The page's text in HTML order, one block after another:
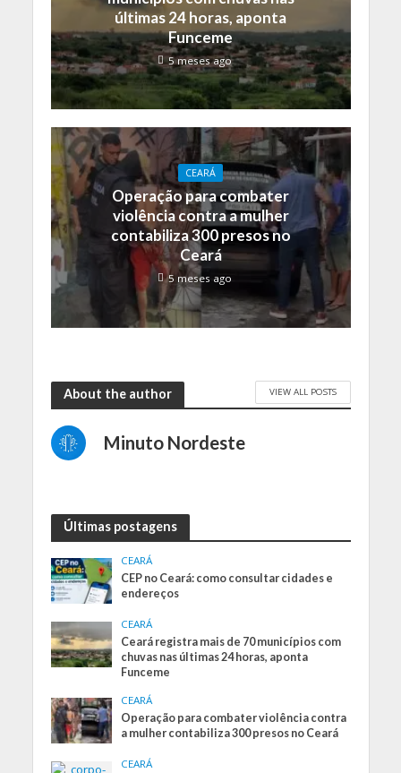
últimas 24 horas, aponta
Funceme
5 meses ago
CEARÁ
Operação para combater
violência contra a mulher
contabiliza 300 presos no
Ceará
5 meses ago
About the author VIEW ALL POSTS
Minuto Nordeste
Últimas postagens
CEARÁ
CEP no Ceará: como consultar cidades e
endereços
CEARÁ
Ceará registra mais de 70 municípios com
chuvas nas últimas 24 horas, aponta
Funceme
CEARÁ
Operação para combater violência contra
a mulher contabiliza 300 presos no Ceará
CEARÁ